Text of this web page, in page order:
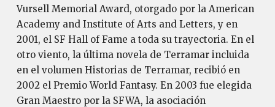
Vursell Memorial Award, otorgado por la American
Academy and Institute of Arts and Letters, y en
2001, el SF Hall of Fame a toda su trayectoria. En el
otro viento, la última novela de Terramar incluida
en el volumen Historias de Terramar, recibió en
2002 el Premio World Fantasy. En 2003 fue elegida
Gran Maestro por la SFWA, la asociación